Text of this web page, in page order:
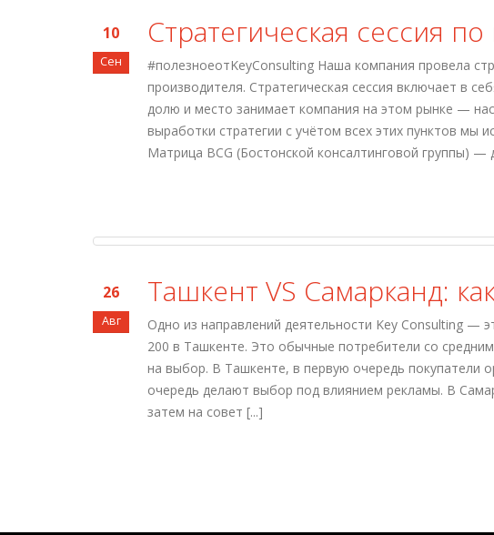
10
Сен
Cтратегическая сессия
#полезноеотKeyConsulting Наша компания провела
производителя. Стратегическая сессия включает в
долю и место занимает компания на этом рынке —
выработки стратегии с учётом всех этих пунктов мы
Матрица BCG (Бостонской консалтинговой группы) —
26
Авг
Ташкент VS Самарканд:
Одно из направлений деятельности Key Consulting —
200 в Ташкенте. Это обычные потребители со
на выбор. В Ташкенте, в первую очередь покупатели
очередь делают выбор под влиянием рекламы. В
затем на совет [...]